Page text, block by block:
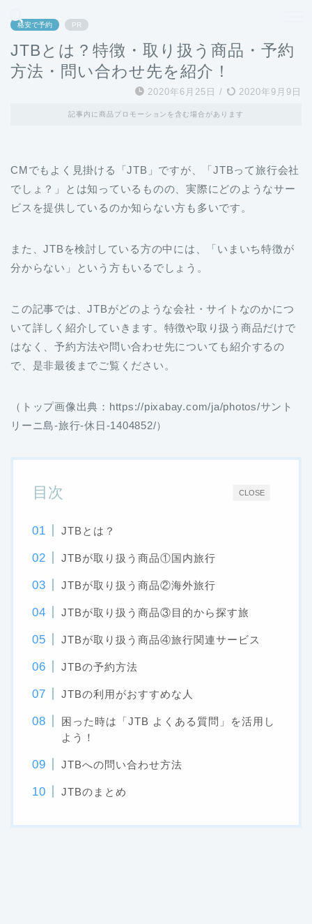
格安で予約 PR
JTBとは？特徴・取り扱う商品・予約
方法・問い合わせ先を紹介！
2020年6月25日 / 2020年9月9日
記事内に商品プロモーションを含む場合があります
CMでもよく見掛ける「JTB」ですが、「JTBって旅行会社
でしょ？」とは知っているものの、実際にどのようなサー
ビスを提供しているのか知らない方も多いです。
また、JTBを検討している方の中には、「いまいち特徴が
分からない」という方もいるでしょう。
この記事では、JTBがどのような会社・サイトなのかにつ
いて詳しく紹介していきます。特徴や取り扱う商品だけで
はなく、予約方法や問い合わせ先についても紹介するの
で、是非最後までご覧ください。
（トップ画像出典：https://pixabay.com/ja/photos/サント
リーニ島-旅行-休日-1404852/）
CLOSE
目次
JTBとは？
JTBが取り扱う商品①国内旅行
JTBが取り扱う商品②海外旅行
JTBが取り扱う商品③目的から探す旅
JTBが取り扱う商品④旅行関連サービス
JTBの予約方法
JTBの利用がおすすめな人
困った時は「JTB よくある質問」を活用し
よう！
JTBへの問い合わせ方法
JTBのまとめ